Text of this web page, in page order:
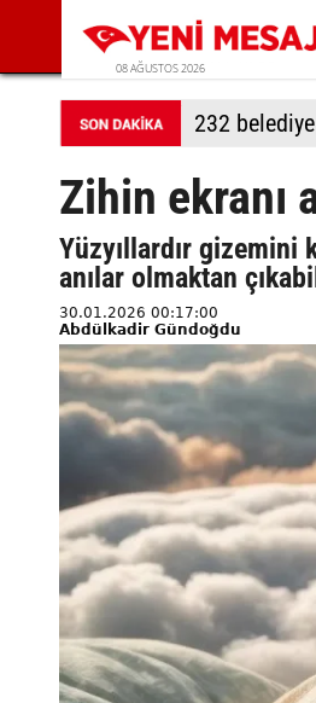
08 AĞUSTOS 2026
232
Zihin ekranı
Yüzyıllardır gizemini
anılar olmaktan
30.01.2026 00:17:00
Abdülkadir Gündoğdu